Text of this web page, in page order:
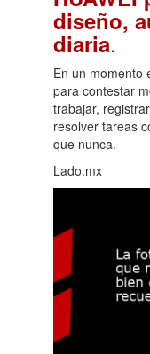
diseño,
diaria.
En un momento
para contestar
trabajar,
resolver tareas
que nunca.
Lado.mx